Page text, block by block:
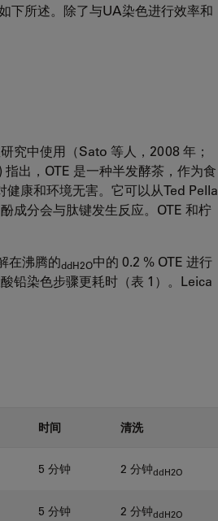
下所述。除了与UA染色进行效率和
究中使用（Sato 等人，2008 年；
出，OTE 是一种半发酵茶，作为食
康和环境无害。它可以从Ted Pella
成分会与肽键发生反应。OTE 和柠
在沸腾的ddH2O中的 0.2 % OTE 进行
铅染色步骤更耗时（表 1）。Leica
时间 清洗
5 分钟 2 分钟ddH2O
5 分钟 2 分钟ddH2O